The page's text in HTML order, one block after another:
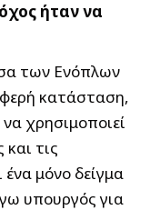
ήταν να
των Ενόπλων
κατάσταση,
να χρησιμοποιεί
τις
ένα μόνο δείγμα
υπουργός για